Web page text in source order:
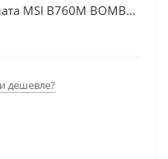
MSI B760M BOMBER
16Гб, Память
дешевле?